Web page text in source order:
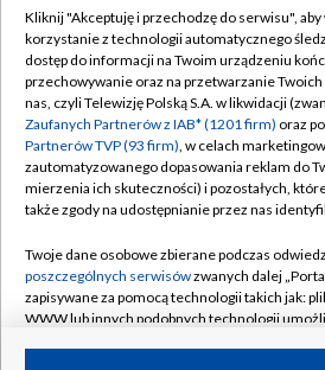
TVP
Abonament TVP
Emisja w TVP
Centrum informacji TVP
Naziemna Telewizja Cyfrowa
Rada Programowa
System NOS
Informacje o nadawcy
Regulamin
Polityka
Moje zgody
Pomoc
Kontakt
Kanały
Kliknij "Akceptuję i przechodzę do serwisu", aby
korzystanie z technologii automatycznego
dostęp do informacji na Twoim urządzeniu
przechowywanie oraz na przetwarzanie
nas, czyli Telewizję Polską S.A. w likwidacji
Zaufanych Partnerów z IAB* (1201 firm) oraz
Partnerów TVP (93 firm), w celach
zautomatyzowanego dopasowania reklam do
mierzenia ich skuteczności) i pozostałych,
także zgody na udostępnianie przez nas
Twoje dane osobowe zbierane podczas
poszczególnych serwisówzwanych dalej
zapisywane za pomocą technologii takich jak:
WWW lub innych podobnych technologii